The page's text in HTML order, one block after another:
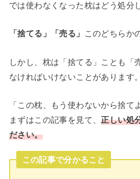
では使わなくなった枕はどう処分
「捨てる」「売る」 このどちらか
しかし、枕は「捨てる」ことも「
なければいけないことがあります。
「この枕、もう使わないから捨て
まずはこの記事を見て、 正しい処
ださい。
この記事で分かること